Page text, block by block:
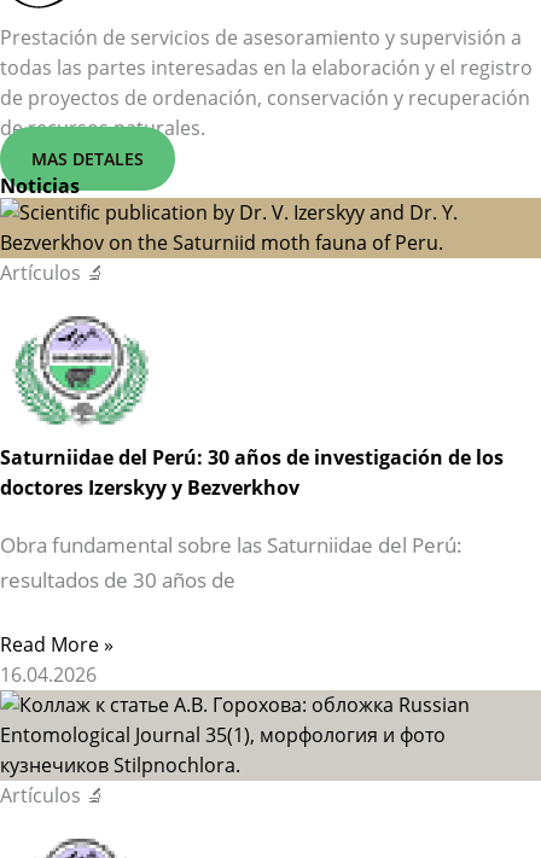
Prestación de servicios de asesoramiento y supervisión a
todas las partes interesadas en la elaboración y el registro
de proyectos de ordenación, conservación y recuperación
de recursos naturales.
MAS DETALES
Noticias
Artículos 🔬
Saturniidae del Perú: 30 años de investigación de los
doctores Izerskyy y Bezverkhov
Obra fundamental sobre las Saturniidae del Perú:
resultados de 30 años de
Read More »
16.04.2026
Artículos 🔬